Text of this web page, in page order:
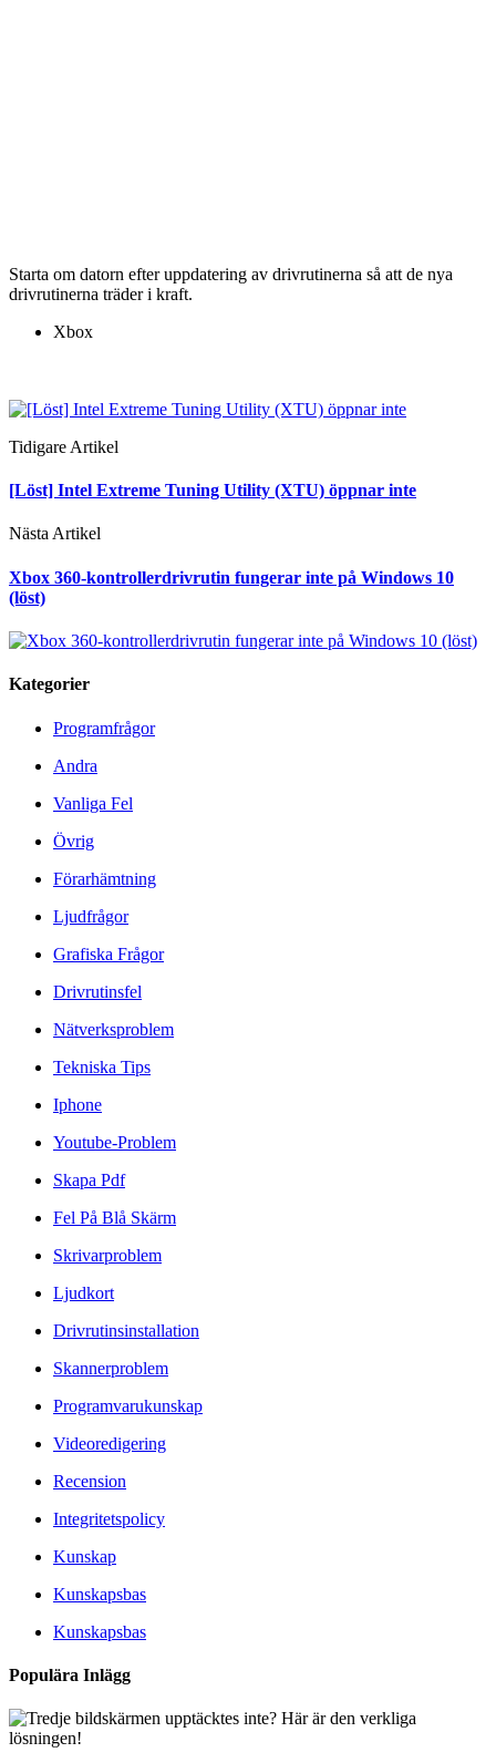
Starta om datorn efter uppdatering av drivrutinerna så att de nya
drivrutinerna träder i kraft.
Xbox
Tidigare Artikel
[Löst] Intel Extreme Tuning Utility (XTU) öppnar inte
Nästa Artikel
Xbox 360-kontrollerdrivrutin fungerar inte på Windows 10
(löst)
Kategorier
Programfrågor
Andra
Vanliga Fel
Övrig
Förarhämtning
Ljudfrågor
Grafiska Frågor
Drivrutinsfel
Nätverksproblem
Tekniska Tips
Iphone
Youtube-Problem
Skapa Pdf
Fel På Blå Skärm
Skrivarproblem
Ljudkort
Drivrutinsinstallation
Skannerproblem
Programvarukunskap
Videoredigering
Recension
Integritetspolicy
Kunskap
Kunskapsbas
Kunskapsbas
Populära Inlägg